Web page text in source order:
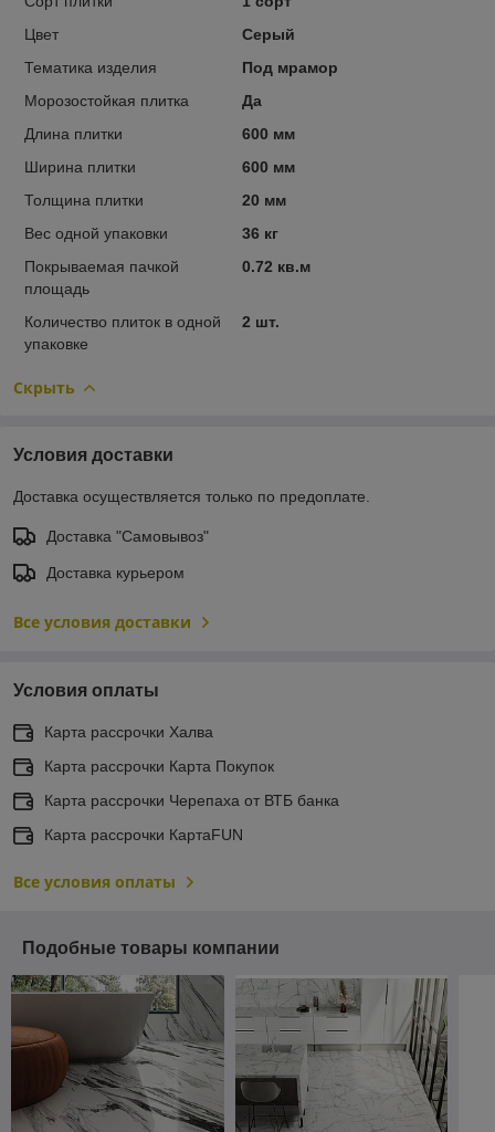
Цвет
Серый
Тематика изделия
Под мрамор
Морозостойкая плитка
Да
Длина плитки
600 мм
Ширина плитки
600 мм
Толщина плитки
20 мм
Вес одной упаковки
36 кг
Покрываемая пачкой
площадь
0.72 кв.м
Количество плиток в одной
упаковке
2 шт.
Скрыть
Условия доставки
Доставка осуществляется только по предоплате.
Доставка "Самовывоз"
Доставка курьером
Все условия доставки
Условия оплаты
Карта рассрочки Халва
Карта рассрочки Карта Покупок
Карта рассрочки Черепаха от ВТБ банка
Карта рассрочки КартаFUN
Все условия оплаты
Подобные товары компании